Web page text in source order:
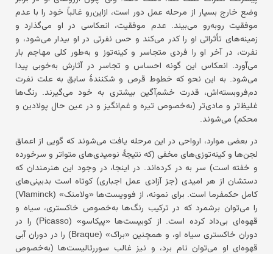
وضع خارج بسیار از مرحله عمل دور است، ازاین‌رو غالباً خود را با عدم
موفقیت روبه‌رو می‌بیند. عدم موفقیت، انعکاسی در او می‌گذارد و
زمینه‌های تأثراتی او را کدر می‌کند و حس نفرتی در او بیدار می‌شود، و
نفرت، در آخر او را فردی متجاسر و کینه‌توز و به‌طور کلی مهاجم بار
می‌آورد. انعکاس این گونه احساس و تجاسر در آثارش به‌خوبی پیدا
می‌شود. به این نحو که خطوط قرص و شکنندهٔ سابق به علت نفرت
دم‌فروبسته‌اش، قدرت خشم‌آگین بیشتری به خود می‌گیرند. رنگ‌ها
غلیظ‌تر و مادی‌تر (به‌خصوص تیره و غم‌انگیز و در عین حال پولادین و
محکم) می‌شوند.
در بعضی موارد، ارواحی در این مرحله یافت می‌شوند که گویی از اعماق
لجن‌ها و کینه‌توزی‌های مخفی (که نتیجهٔ نومیدی‌های متواتر و سرخورده
و خفته است) سر به در کرده‌اند. در اینجا، در وجود این هنرمندان که
دستشان از هر امیدی (جز آزادی عمل اجباری) کوتاه است بدبینی‌های
کامل حکمفرما است. برای نمونه، از فوویست‌ها «ولامنک» (Vlaminck)
را می‌توان برشمرد که در ترکیب رنگ‌ها به‌خصوص خاکستری، سیاه و
قهوه‌ای بی‌داد کرده است. از کوبیست‌ها «پیکاسو» (Picasso) را در
دوران خاکستری سیاه او، و همچنین «براک» (Braque) را در دوران آبی
قهوه‌ای او می‌توان نام برد، و نیز غالب سوررئالیست‌ها (به‌خصوص